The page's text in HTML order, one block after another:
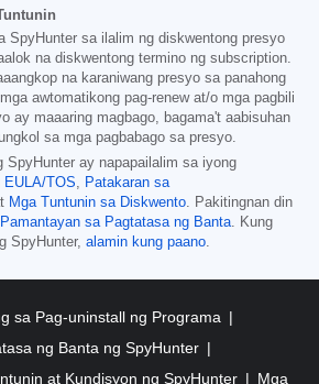
SpyHunter sa ilalim ng diskwentong presyo
na diskwentong termino ng subscription.
na karaniwang presyo sa panahong
awtomatikong pag-renew at/o mga pagbili
ay maaaring magbago, bagama't aabisuhan
sa mga pagbabago sa presyo.
SpyHunter ay napapailalim sa iyong
EULA/TOS
Patakaran sa
Mga Tuntunin sa Diskwento . Pakitingnan din
Pamantayan sa Pagtatasa ng Banta . Kung
SpyHunter, alamin kung paano
sa Pag-uninstall ng Programa
ng Banta ng SpyHunter
at Kundisyon ng SpyHunter
Mga